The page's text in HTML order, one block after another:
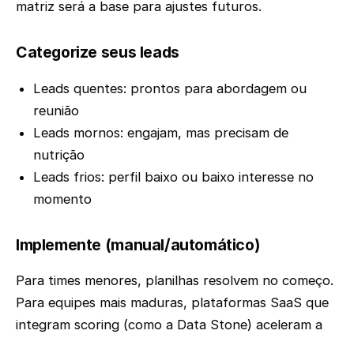
matriz será a base para ajustes futuros.
Categorize seus leads
Leads quentes: prontos para abordagem ou
reunião
Leads mornos: engajam, mas precisam de
nutrição
Leads frios: perfil baixo ou baixo interesse no
momento
Implemente (manual/automático)
Para times menores, planilhas resolvem no começo.
Para equipes mais maduras, plataformas SaaS que
integram scoring (como a Data Stone) aceleram a